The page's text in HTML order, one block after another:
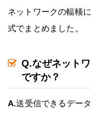
ネットワークの輻輳
式でまとめました。
Q.なぜネット
ですか？
A.送受信できるデー